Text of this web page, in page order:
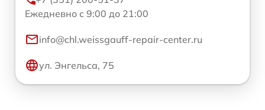
Ежедневно с 9:00 до 21:00
info@chl.weissgauff-repair-center.ru
ул. Энгельса, 75